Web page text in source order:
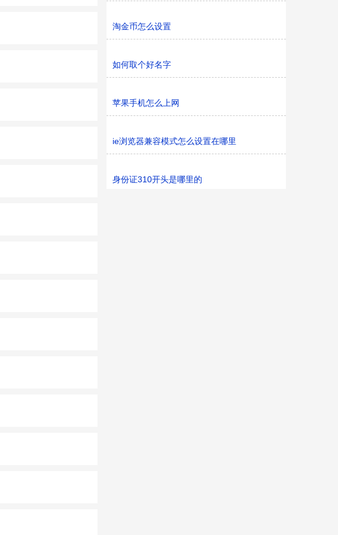
淘金币怎么设置
如何取个好名字
苹果手机怎么上网
ie浏览器兼容模式怎么设置在哪里
身份证310开头是哪里的